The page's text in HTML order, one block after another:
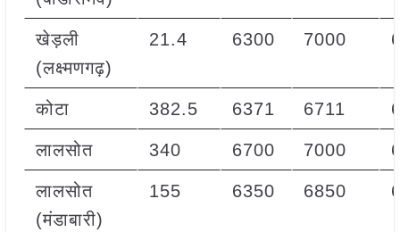
खेड़ली
(लक्ष्मणगढ़)
21.4 6300 7000
कोटा 382.5 6371 6711
लालसोत 340 6700 7000
लालसोत
(मंडाबारी)
155 6350 6850